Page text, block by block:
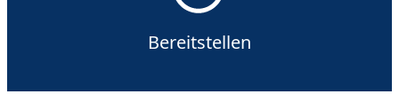
Bereitstellen